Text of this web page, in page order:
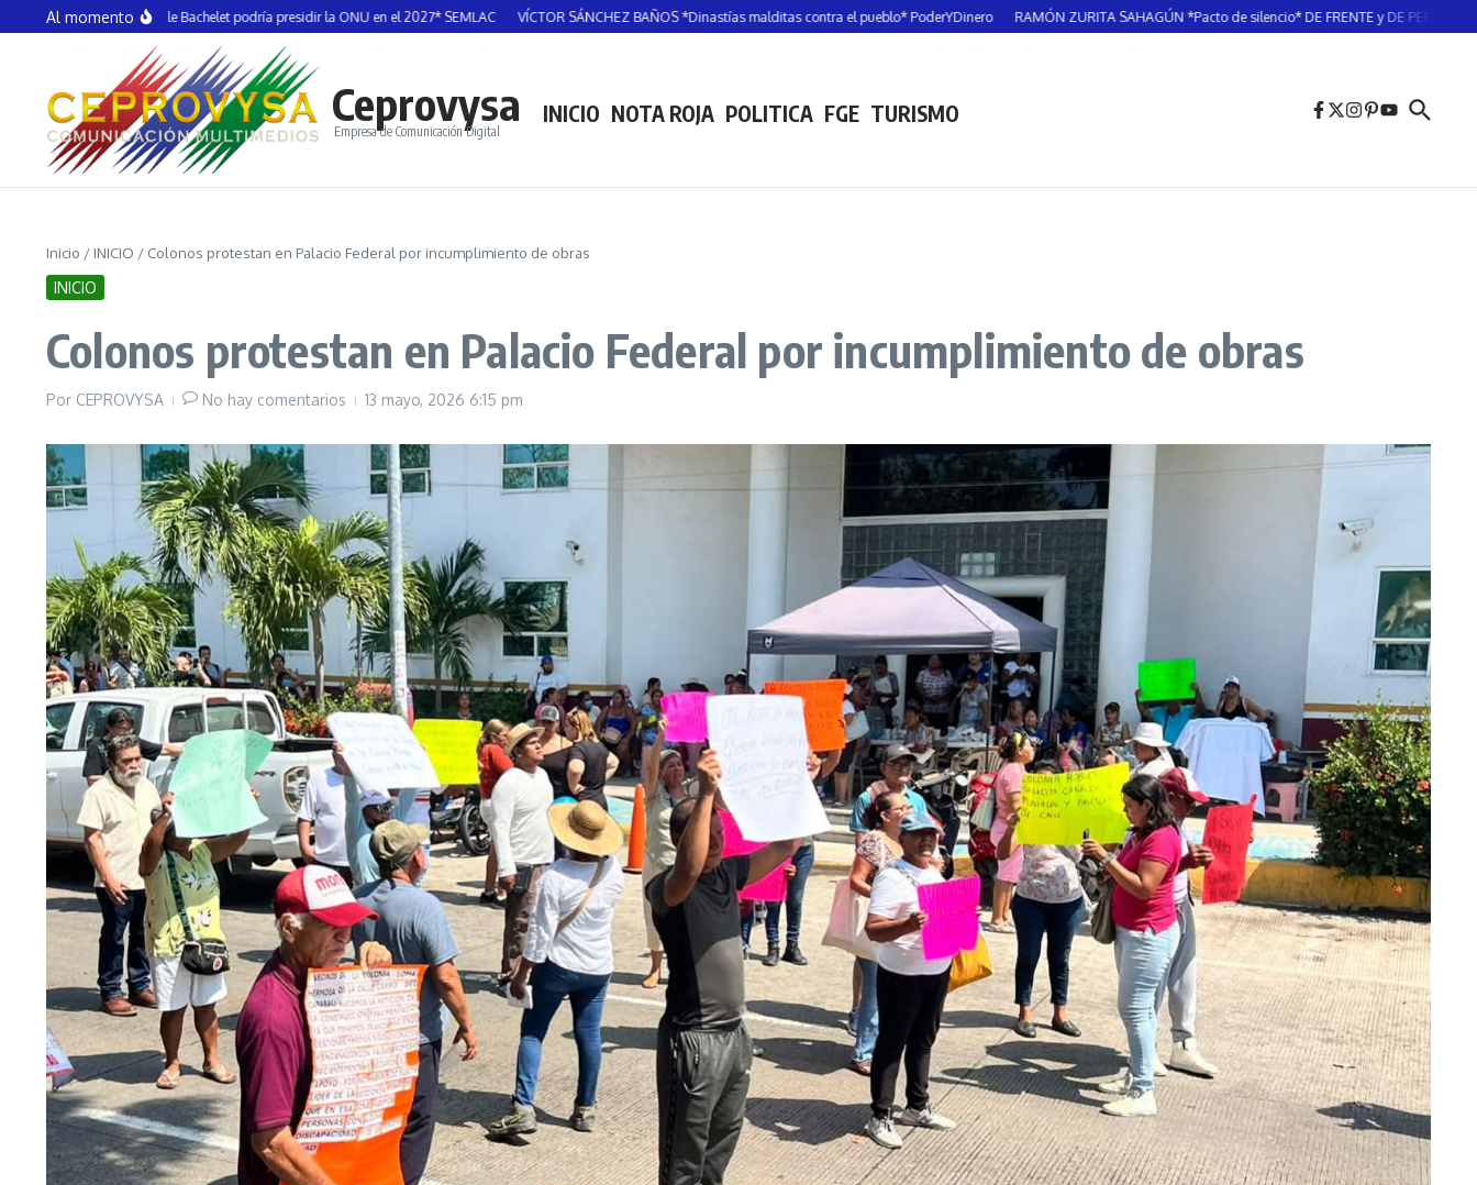
Saltar al contenido
Al momento
*Michelle Bachelet podría presidir la ONU en el 2027* SEMLAC VÍCTOR SÁNCHEZ BAÑOS *Dinastías malditas contra el pueblo* PoderYDinero RAMÓN ZURITA SAHAGÚN *Pacto de silencio* DE FRENTE y DE PERFIL/ LATITUD
Ceprovysa
Empresa de Comunicación Digital
INICIO NOTA ROJA POLITICA FGE TURISMO
Inicio / INICIO / Colonos protestan en Palacio Federal por incumplimiento de obras
INICIO
Colonos protestan en Palacio Federal por incumplimiento de obras
Por CEPROVYSA No hay comentarios 13 mayo, 2026 6:15 pm